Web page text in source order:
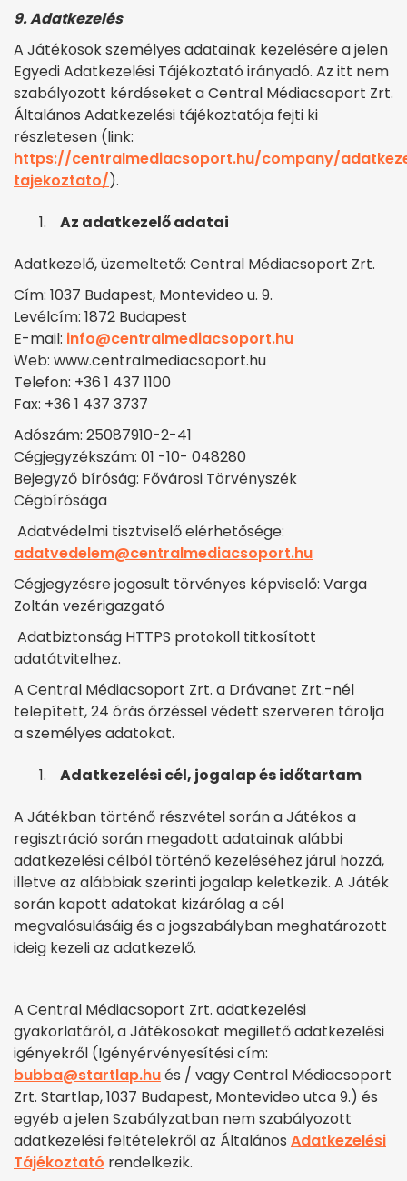
9. Adatkezelés
A Játékosok személyes adatainak kezelésére a jelen
Egyedi Adatkezelési Tájékoztató irányadó. Az itt nem
szabályozott kérdéseket a Central Médiacsoport Zrt.
Általános Adatkezelési tájékoztatója fejti ki
részletesen (link:
https://centralmediacsoport.hu/company/
tajekoztato/).
Az adatkezelő adatai
Adatkezelő, üzemeltető: Central Médiacsoport Zrt.
Cím: 1037 Budapest, Montevideo u. 9.
Levélcím: 1872 Budapest
E-mail: info@centralmediacsoport.hu
Web: www.centralmediacsoport.hu
Telefon: +36 1 437 1100
Fax: +36 1 437 3737
Adószám: 25087910-2-41
Cégjegyzékszám: 01 -10- 048280
Bejegyző bíróság: Fővárosi Törvényszék
Cégbírósága
Adatvédelmi tisztviselő elérhetősége:
adatvedelem@centralmediacsoport.hu
Cégjegyzésre jogosult törvényes képviselő: Varga
Zoltán vezérigazgató
Adatbiztonság HTTPS protokoll titkosított
adatátvitelhez.
A Central Médiacsoport Zrt. a Drávanet Zrt.-nél
telepített, 24 órás őrzéssel védett szerveren tárolja
a személyes adatokat.
Adatkezelési cél, jogalap és időtartam
A Játékban történő részvétel során a Játékos a
regisztráció során megadott adatainak alábbi
adatkezelési célból történő kezeléséhez járul hozzá,
illetve az alábbiak szerinti jogalap keletkezik. A Játék
során kapott adatokat kizárólag a cél
megvalósulásáig és a jogszabályban meghatározott
ideig kezeli az adatkezelő.
A Central Médiacsoport Zrt. adatkezelési
gyakorlatáról, a Játékosokat megillető adatkezelési
igényekről (Igényérvényesítési cím:
bubba@startlap.hués / vagy Central Médiacsoport
Zrt. Startlap, 1037 Budapest, Montevideo utca 9.) és
egyéb a jelen Szabályzatban nem szabályozott
adatkezelési feltételekről az Általános Adatkezelési
Tájékoztató rendelkezik.